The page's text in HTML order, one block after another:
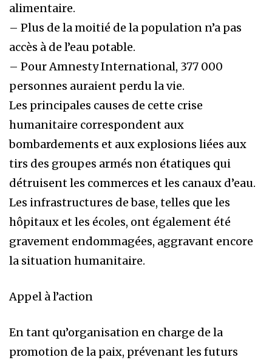
alimentaire.
– Plus de la moitié de la population n’a pas
accès à de l’eau potable.
– Pour Amnesty International, 377 000
personnes auraient perdu la vie.
Les principales causes de cette crise
humanitaire correspondent aux
bombardements et aux explosions liées aux
tirs des groupes armés non étatiques qui
détruisent les commerces et les canaux d’eau.
Les infrastructures de base, telles que les
hôpitaux et les écoles, ont également été
gravement endommagées, aggravant encore
la situation humanitaire.
Appel à l’action
En tant qu’organisation en charge de la
promotion de la paix, prévenant les futurs